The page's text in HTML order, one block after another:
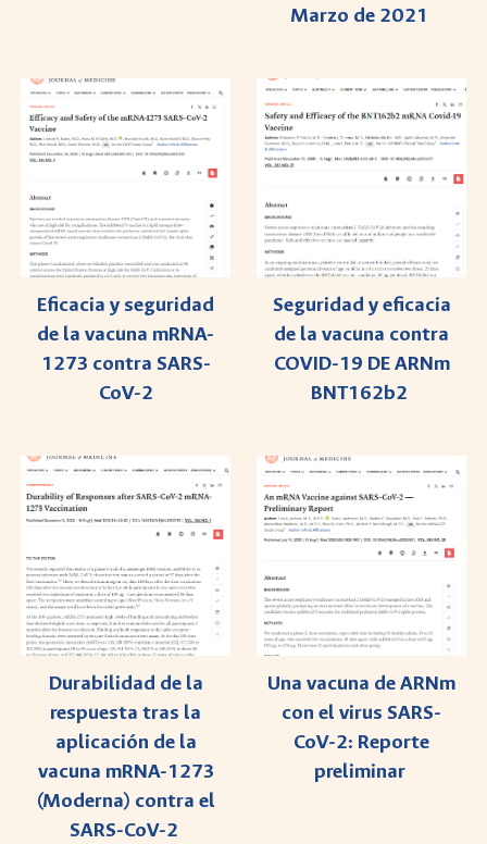
Marzo de 2021
Eficacia y seguridad
de la vacuna mRNA-
1273 contra SARS-
CoV-2
Seguridad y eficacia
de la vacuna contra
COVID-19 DE ARNm
BNT162b2
Durabilidad de la
respuesta tras la
aplicación de la
vacuna mRNA-1273
(Moderna) contra el
SARS-CoV-2
Una vacuna de ARNm
con el virus SARS-
CoV-2: Reporte
preliminar